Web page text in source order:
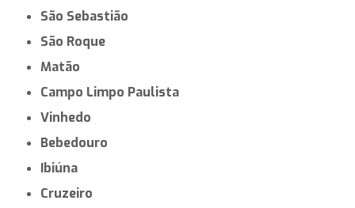
São Sebastião
São Roque
Matão
Campo Limpo Paulista
Vinhedo
Bebedouro
Ibiúna
Cruzeiro